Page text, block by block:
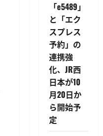
「e5489」
と「エク
スプレス
予約」の
連携強
化、JR西
日本が10
月20日か
ら開始予
定